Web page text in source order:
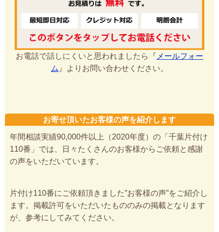
お電話で話しにくいと思われましたら『 メールフォー
ム 』よりお問い合わせください。
お寄せ頂いたお客様の声を紹介します
年間相談実績90,000件以上（2020年度）の「千葉片付け
110番」では、日々たくさんのお客様からご依頼と感謝
の声をいただいています。
片付け110番にご依頼頂きました”お客様の声”をご紹介し
ます。掲載許可をいただいたもののみの掲載となります
が、参考にしてみてください。